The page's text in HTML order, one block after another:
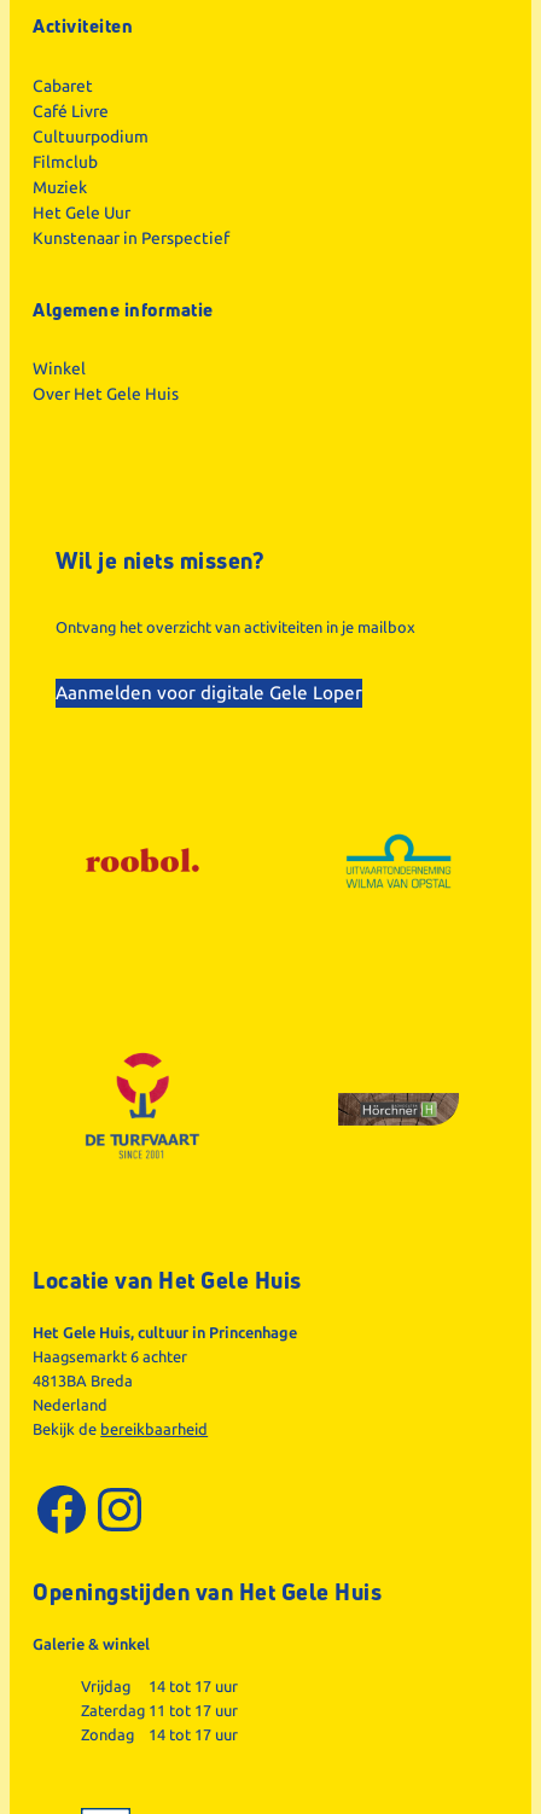
Activiteiten
Cabaret
Café Livre
Cultuurpodium
Filmclub
Muziek
Het Gele Uur
Kunstenaar in Perspectief
Algemene informatie
Winkel
Over Het Gele Huis
Wil je niets missen?
Ontvang het overzicht van activiteiten in je mailbox
Aanmelden voor digitale Gele Loper
Locatie van Het Gele Huis
Het Gele Huis, cultuur in Princenhage
Haagsemarkt 6 achter
4813BA Breda
Nederland
Bekijk de bereikbaarheid
Facebook
Instagram
Openingstijden van Het Gele Huis
Galerie & winkel
Vrijdag
14 tot 17 uur
Zaterdag 11 tot 17 uur
Zondag
14 tot 17 uur